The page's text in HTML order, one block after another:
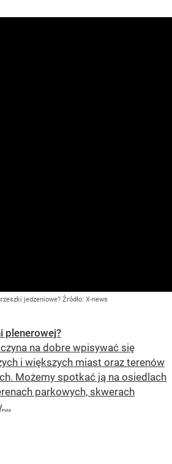
jedzeniowe? Źródło: X-news
plenerowej?
na dobre wpisywać się
i większych miast oraz terenów
Możemy spotkać ją na osiedlach
parkowych, skwerach